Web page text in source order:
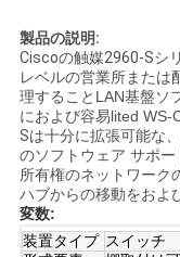
く
だ
さ
い
ニ
製品の説明:
Ciscoの触媒2960-Sシ
レベルの営業所または
理することLAN基盤ソ
におよび容易lited WS-
Sは十分に拡張可能な
のソフトウェア サポ
所有権のネットワーク
ハブからの移動をおよ
変数:
装置タイプ スイッチ